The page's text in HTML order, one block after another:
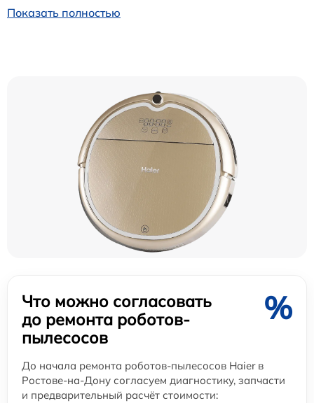
Показать полностью
Что можно согласовать
до ремонта роботов-
пылесосов
%
До начала ремонта роботов-пылесосов Haier в
Ростове-на-Дону согласуем диагностику, запчасти
и предварительный расчёт стоимости: